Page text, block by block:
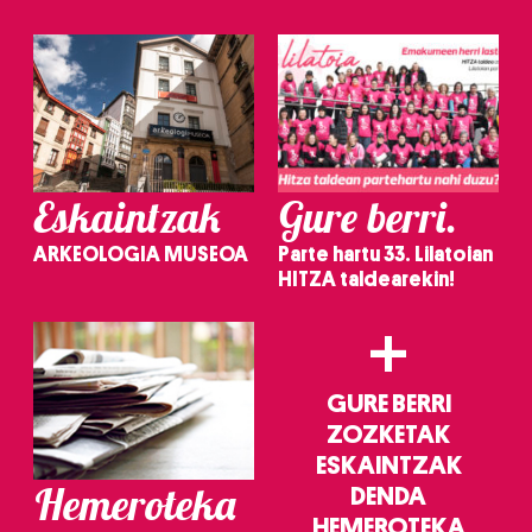
Eskaintzak
ARKEOLOGIA MUSEOA
Gure berri.
Parte hartu 33. Lilatoian
HITZA taldearekin!
Hemeroteka
+
GURE BERRI
ZOZKETAK
ESKAINTZAK
DENDA